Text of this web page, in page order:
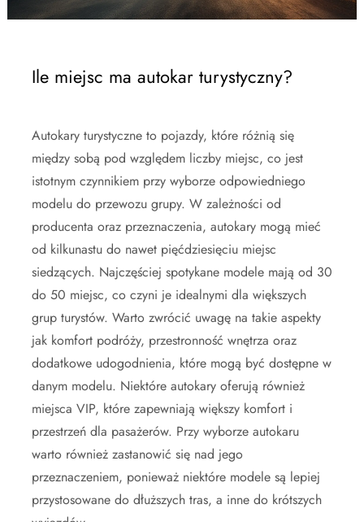
Ile miejsc ma autokar turystyczny?
Autokary turystyczne to pojazdy, które różnią się
między sobą pod względem liczby miejsc, co jest
istotnym czynnikiem przy wyborze odpowiedniego
modelu do przewozu grupy. W zależności od
producenta oraz przeznaczenia, autokary mogą mieć
od kilkunastu do nawet pięćdziesięciu miejsc
siedzących. Najczęściej spotykane modele mają od 30
do 50 miejsc, co czyni je idealnymi dla większych
grup turystów. Warto zwrócić uwagę na takie aspekty
jak komfort podróży, przestronność wnętrza oraz
dodatkowe udogodnienia, które mogą być dostępne w
danym modelu. Niektóre autokary oferują również
miejsca VIP, które zapewniają większy komfort i
przestrzeń dla pasażerów. Przy wyborze autokaru
warto również zastanowić się nad jego
przeznaczeniem, ponieważ niektóre modele są lepiej
przystosowane do dłuższych tras, a inne do krótszych